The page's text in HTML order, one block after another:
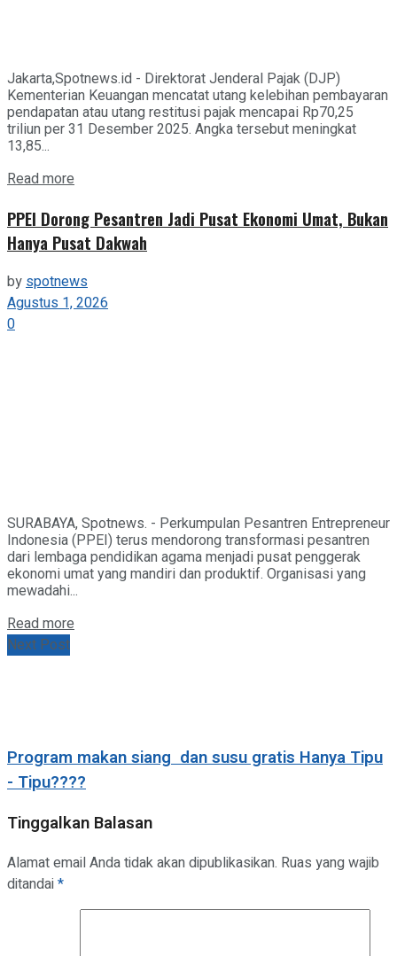
Jakarta,Spotnews.id - Direktorat Jenderal Pajak (DJP)
Kementerian Keuangan mencatat utang kelebihan pembayaran
pendapatan atau utang restitusi pajak mencapai Rp70,25
triliun per 31 Desember 2025. Angka tersebut meningkat
13,85...
Read more
PPEI Dorong Pesantren Jadi Pusat Ekonomi Umat, Bukan
Hanya Pusat Dakwah
by spotnews
Agustus 1, 2026
0
SURABAYA, Spotnews. - Perkumpulan Pesantren Entrepreneur
Indonesia (PPEI) terus mendorong transformasi pesantren
dari lembaga pendidikan agama menjadi pusat penggerak
ekonomi umat yang mandiri dan produktif. Organisasi yang
mewadahi...
Read more
Next Post
Program makan siang dan susu gratis Hanya Tipu
- Tipu????
Tinggalkan Balasan
Alamat email Anda tidak akan dipublikasikan. Ruas yang wajib
ditandai*